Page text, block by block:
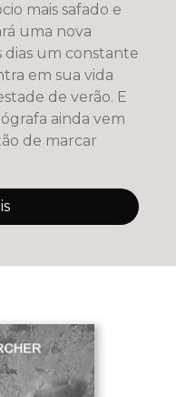
mais safado e
uma nova
dias um constante
de verão. E
ainda vem
de marcar